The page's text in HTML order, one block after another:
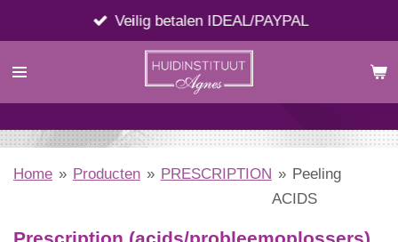
direct
naar
Veilig betalen IDEAL/PAYPAL
Home » Producten » PRESCRIPTION » Peeling
ACIDS